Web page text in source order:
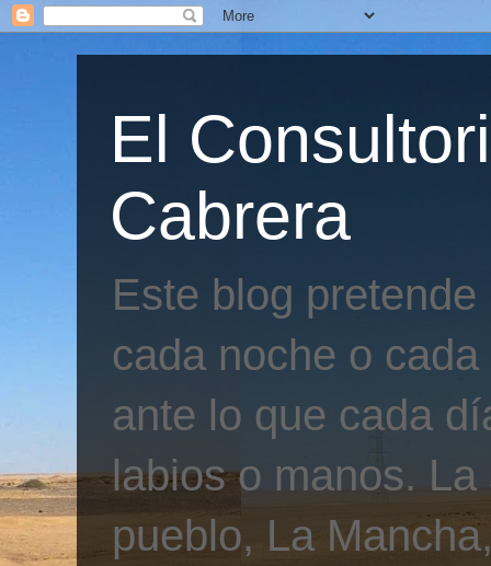
El
Cabrera
Este blog
cada noche o
ante lo que cada
labios o manos.
pueblo, La